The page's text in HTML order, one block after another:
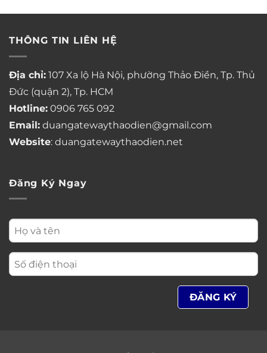
THÔNG TIN LIÊN HỆ
Địa chỉ: 107 Xa lộ Hà Nội, phường Thảo Điền, Tp. Thủ
Đức (quận 2), Tp. HCM
Hotline: 0906 765 092
Email: duangatewaythaodien@gmail.com
Website: duangatewaythaodien.net
Đăng Ký Ngay